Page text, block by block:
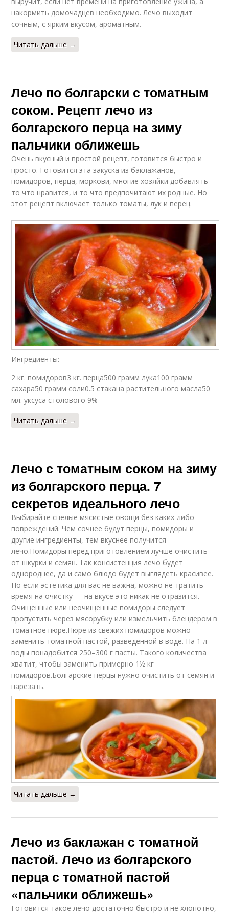
накормить домочадцев необходимо. Лечо выходит
сочным, с ярким вкусом, ароматным.
Читать дальше →
Лечо по болгарски с томатным
соком. Рецепт лечо из
болгарского перца на зиму
пальчики оближешь
Очень вкусный и простой рецепт, готовится быстро и
просто. Готовится эта закуска из баклажанов,
помидоров, перца, моркови, многие хозяйки добавлять
то что нравится, и то что предпочитают их родные. Но
этот рецепт включает только томаты, лук и перец.
Ингредиенты:
2 кг. помидоров3 кг. перца500 грамм лука100 грамм
сахара50 грамм соли0.5 стакана растительного масла50
мл. уксуса столового 9%
Читать дальше →
Лечо с томатным соком на зиму
из болгарского перца. 7
секретов идеального лечо
Выбирайте спелые мясистые овощи без каких-либо
повреждений. Чем сочнее будут перцы, помидоры и
другие ингредиенты, тем вкуснее получится
лечо.Помидоры перед приготовлением лучше очистить
от шкурки и семян. Так консистенция лечо будет
однороднее, да и само блюдо будет выглядеть красивее.
Но если эстетика для вас не важна, можно не тратить
время на очистку — на вкусе это никак не отразится.
Очищенные или неочищенные помидоры следует
пропустить через мясорубку или измельчить блендером в
томатное пюре.Пюре из свежих помидоров можно
заменить томатной пастой, разведённой в воде. На 1 л
воды понадобится 250–300 г пасты. Такого количества
хватит, чтобы заменить примерно 1½ кг
помидоров.Болгарские перцы нужно очистить от семян и
нарезать.
Читать дальше →
Лечо из баклажан с томатной
пастой. Лечо из болгарского
перца с томатной пастой
«пальчики оближешь»
Готовится такое лечо достаточно быстро и не хлопотно,